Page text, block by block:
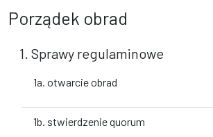
Porządek obrad
1. Sprawy regulaminowe
1a. otwarcie obrad
1b. stwierdzenie quorum